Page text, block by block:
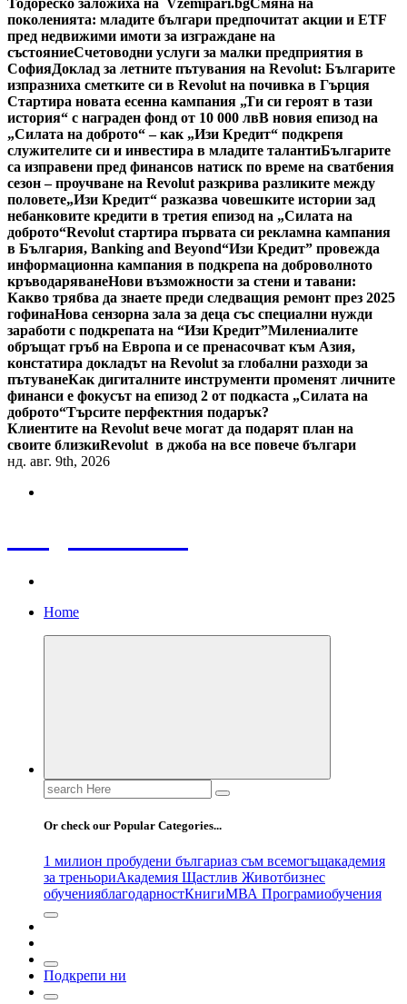
Тодореско заложиха на Vzemipari.bgСмяна на
поколенията: младите българи предпочитат акции и ETF
пред недвижими имоти за изграждане на
състояниеСчетоводни услуги за малки предприятия в
СофияДоклад за летните пътувания на Revolut: Българите
изпразниха сметките си в Revolut на почивка в Гърция
Стартира новата есенна кампания „Ти си героят в тази
история“ с награден фонд от 10 000 лвВ новия епизод на
„Силата на доброто“ – как „Изи Кредит“ подкрепя
служителите си и инвестира в младите талантиБългарите
са изправени пред финансов натиск по време на сватбения
сезон – проучване на Revolut разкрива разликите между
половете„Изи Кредит“ разказва човешките истории зад
небанковите кредити в третия епизод на „Силата на
доброто“Revolut стартира първата си рекламна кампания
в България, Banking and Beyond“Изи Кредит” провежда
информационна кампания в подкрепа на доброволното
кръводаряванеНови възможности за стени и тавани:
Какво трябва да знаете преди следващия ремонт през 2025
гофинаНова сензорна зала за деца със специални нужди
заработи с подкрепата на “Изи Кредит”Милениалите
обръщат гръб на Европа и се пренасочват към Азия,
констатира докладът на Revolut за глобални разходи за
пътуванеКак дигиталните инструменти променят личните
финанси е фокусът на епизод 2 от подкаста „Силата на
доброто“Търсите перфектния подарък?
Клиентите на Revolut вече могат да подарят план на
своите близкиRevolut в джоба на все повече българи
нд. авг. 9th, 2026
Home
Search
for:
Or check our Popular Categories...
1 милион пробудени българиаз съм всемогъщакадемия
за треньориАкадемия Щастлив Животбизнес
обученияблагодарностКнигиМВА Програмиобучения
Подкрепи ни